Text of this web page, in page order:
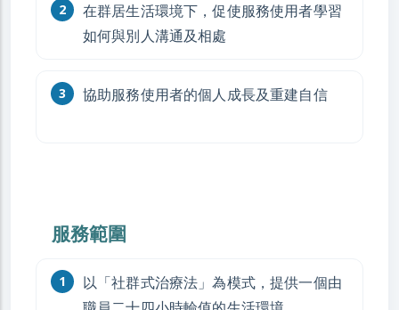
在群居生活環境下，促使服務使用者學習
如何與別人溝通及相處
協助服務使用者的個人成長及重建自信
服務範圍
以「社群式治療法」為模式，提供一個由